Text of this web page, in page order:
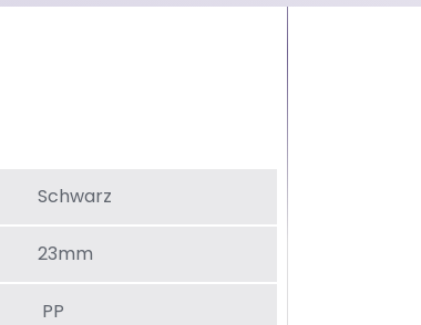
Schwarz
23mm
PP